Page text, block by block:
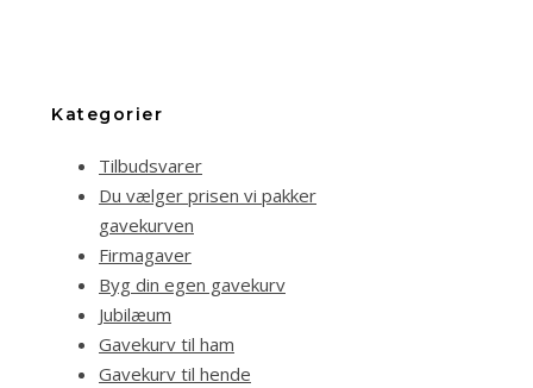
Kategorier
Tilbudsvarer
Du vælger prisen vi pakker
gavekurven
Firmagaver
Byg din egen gavekurv
Jubilæum
Gavekurv til ham
Gavekurv til hende